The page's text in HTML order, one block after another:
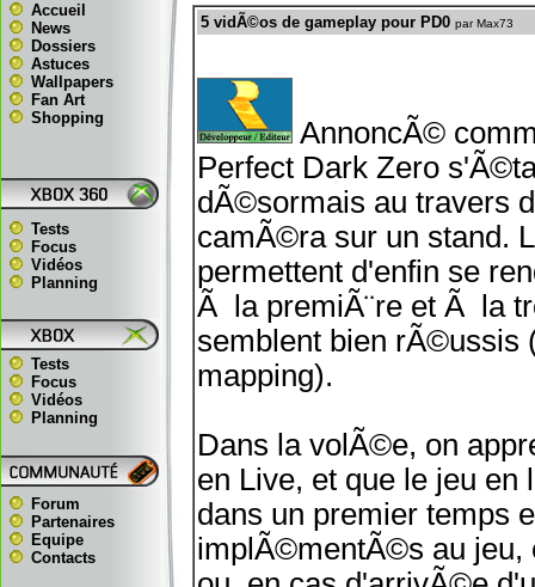
Accueil
News
Dossiers
Astuces
Wallpapers
Fan Art
Shopping
Tests
Focus
Vidéos
Planning
Tests
Focus
Vidéos
Planning
Forum
Partenaires
Equipe
Contacts
5 vidÃ©os de gameplay pour PD0 par Max73
AnnoncÃ©
Perfect Dark Zero
dÃ©sormais au travers
camÃ©ra sur un stand.
permettent d'enfin se
Ã la premiÃ¨re et Ã la
semblent bien rÃ©ussis
mapping).
Dans la volÃ©e, on
en Live, et que le jeu
dans un premier temps
implÃ©mentÃ©s au jeu,